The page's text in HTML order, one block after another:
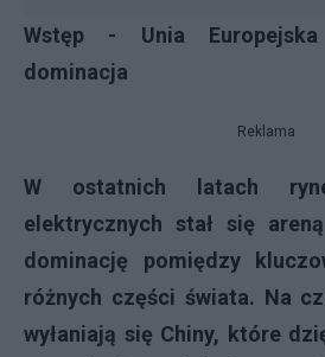
Wstęp - Unia
dominacja
Reklama
W ostatnich latach
elektrycznych stał się
dominację pomiędzy
różnych części świata. Na
wyłaniają się Chiny, które